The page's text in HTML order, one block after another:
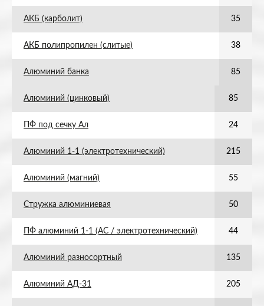
АКБ (карболит) 35
АКБ полипропилен (слитые) 38
Алюминий банка 85
Алюминий (цинковый) 85
ПФ под сечку Ал 24
Алюминий 1-1 (электротехнический) 215
Алюминий (магний) 55
Стружка алюминиевая 50
ПФ алюминий 1-1 (АС / электротехнический) 44
Алюминий разносортный 135
Алюминий АД-31 205